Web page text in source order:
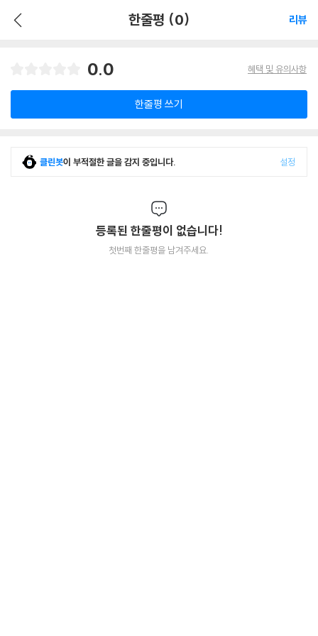
한줄평 (0) 리뷰
0.0 혜택 및 유의사항
한줄평 쓰기
클린봇이 부적절한 글을 감지 중입니다. 설정
등록된 한줄평이 없습니다!
첫번째 한줄평을 남겨주세요.